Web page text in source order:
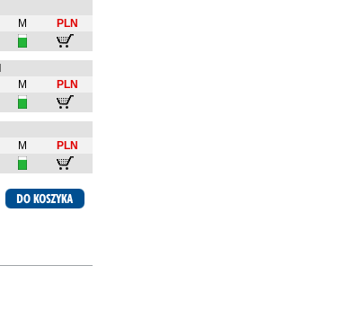
M PLN
M PLN
M PLN